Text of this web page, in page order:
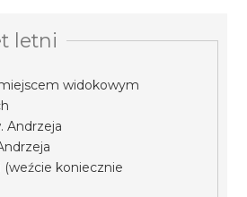
letni
widokowym
Andrzeja
(weźcie koniecznie